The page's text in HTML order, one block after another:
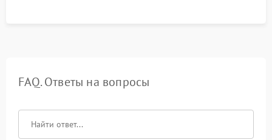
FAQ. Ответы на вопросы